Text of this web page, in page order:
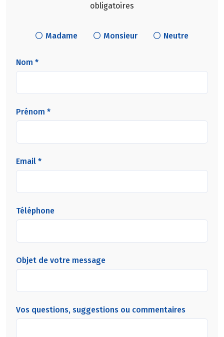
obligatoires
Madame Monsieur Neutre
Nom *
Prénom *
Email *
Téléphone
Objet de votre message
Vos questions, suggestions ou commentaires